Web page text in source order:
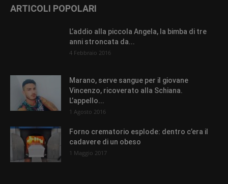
ARTICOLI POPOLARI
L’addio alla piccola Angela, la bimba di tre
anni stroncata da...
4 Febbraio 2016
Marano, serve sangue per il giovane
Vincenzo, ricoverato alla Schiana.
L’appello...
1 Agosto 2016
Forno crematorio esplode: dentro c’era il
cadavere di un obeso
1 Maggio 2017